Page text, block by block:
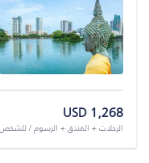
USD 1,268
الرحلات + الفندق + الرسوم / للشخص